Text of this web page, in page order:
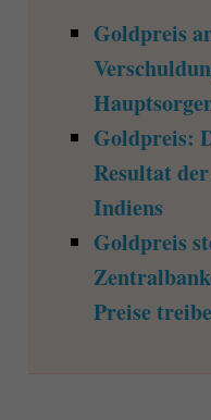
Goldpreis
Goldpreis:
Resultat
Indiens
Goldpreis
Preise